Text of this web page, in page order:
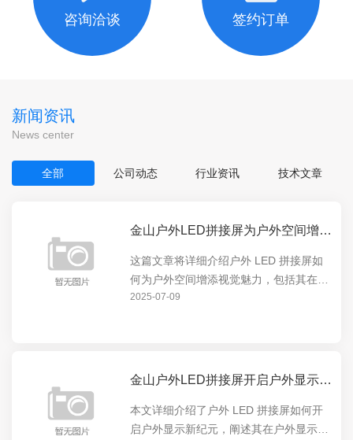
咨询洽谈 签约订单
新闻资讯
News center
全部 公司动态 行业资讯 技术文章
金山户外LED拼接屏为户外空间增添视觉魅力
这篇文章将详细介绍户外 LED 拼接屏如
何为户外空间增添视觉魅力，包括其在展
示动态内容、营造氛围等方面的卓越表
2025-07-09
金山户外LED拼接屏开启户外显示新纪元
本文详细介绍了户外 LED 拼接屏如何开
启户外显示新纪元，阐述其在户外显示领